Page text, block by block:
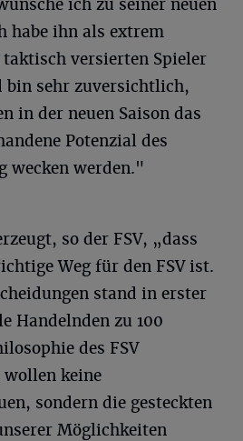
ich zu seiner neuen
habe ihn als extrem
versierten Spieler
bin sehr zuversichtlich,
in der neuen Saison das
Potenzial des
wecken werden."
so der FSV, „dass
Weg für den FSV ist.
stand in erster
Handelnden zu 100
des FSV
keine
sondern die gesteckten
Möglichkeiten